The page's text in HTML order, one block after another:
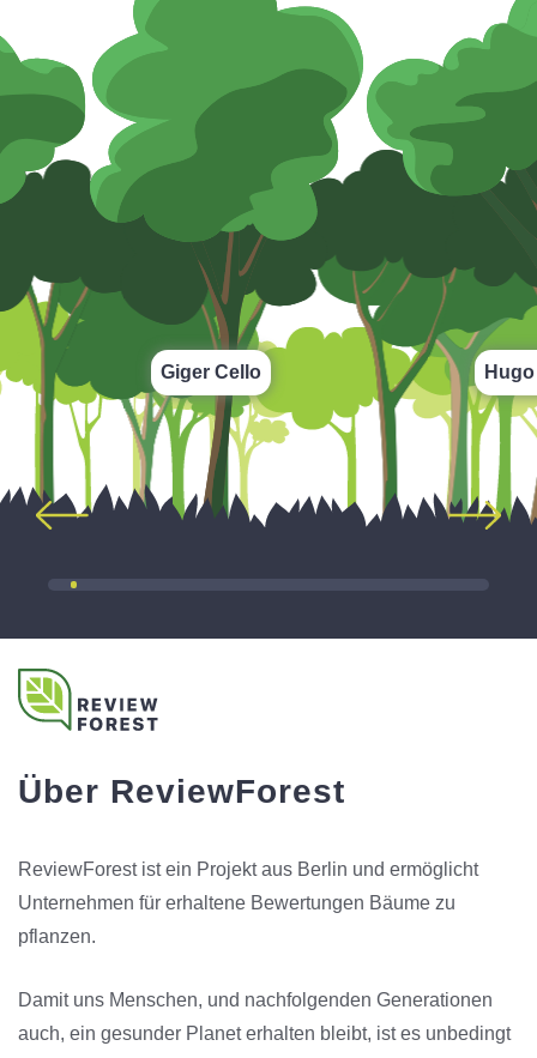
Über ReviewForest
ReviewForest ist ein Projekt aus Berlin und ermöglicht
Unternehmen für erhaltene Bewertungen Bäume zu
pflanzen.
Damit uns Menschen, und nachfolgenden Generationen
auch, ein gesunder Planet erhalten bleibt, ist es unbedingt